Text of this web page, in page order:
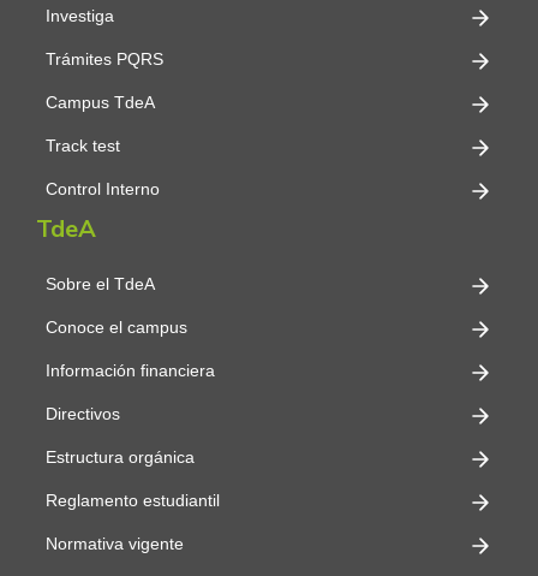
Investiga
Trámites PQRS
Campus TdeA
Track test
Control Interno
TdeA
Sobre el TdeA
Conoce el campus
Información financiera
Directivos
Estructura orgánica
Reglamento estudiantil
Normativa vigente